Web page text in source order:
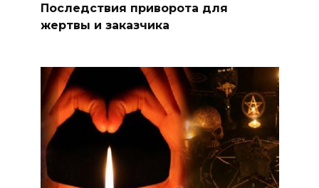
Последствия приворота для
жертвы и заказчика